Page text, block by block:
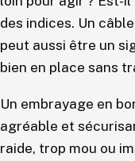
des indices. Un
peut aussi être un
bien en place sans
Un embrayage en
agréable et
raide, trop mou ou